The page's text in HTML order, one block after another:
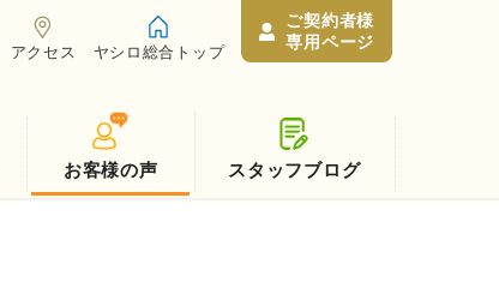
アクセス ヤシロ総合トップ
ご契約者様
専用ページ
お客様の声 スタッフブログ